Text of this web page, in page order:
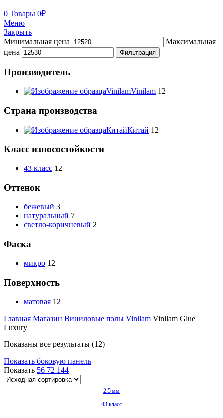
0 Товары 0₽
Меню
Закрыть
Минимальная цена
Максимальная
цена
Фильтрация
Производитель
VinilamVinilam 12
Страна производства
КитайКитай 12
Класс износостойкости
43 класс 12
Оттенок
бежевый 3
натуральный 7
светло-коричневый 2
Фаска
микро 12
Поверхность
матовая 12
Главная Магазин Виниловые полы Vinilam Vinilam Glue
Luxury
Показаны все результаты (12)
Показать боковую панель
Показать 56 72 144
2.5 мм
43 класс